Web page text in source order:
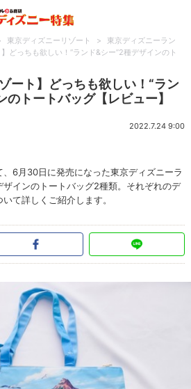
東京ディズニーリゾート >
東京ディズニーラン
どっちも欲しい！“ランド&シー”2種デザインのト
ート】どっちも欲しい！“ラン
のトートバッグ【レビュー】
2022.7.24 9:00
6月30日に発売になった東京ディズニーラ
インのトートバッグ2種類。それぞれのデ
て詳しくご紹介します。